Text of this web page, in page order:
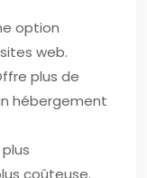
option
web.
plus de
hébergement
coûteuse.